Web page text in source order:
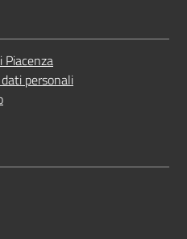
Piacenza
personali